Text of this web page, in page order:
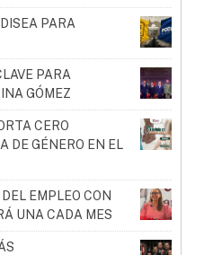
PARA
PARA
GÓMEZ
CERO
DE GÉNERO EN EL
EMPLEO CON
UNA CADA MES